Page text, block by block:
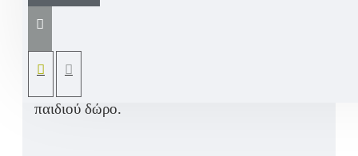
μπρελόκ από διπλό δέρμα,
χάντρα, μεταλικό κίκο μπρελόκ και
βαμβακερή κορδέλα σε ανάλογο ξύλινο
παιδιού δώρο.